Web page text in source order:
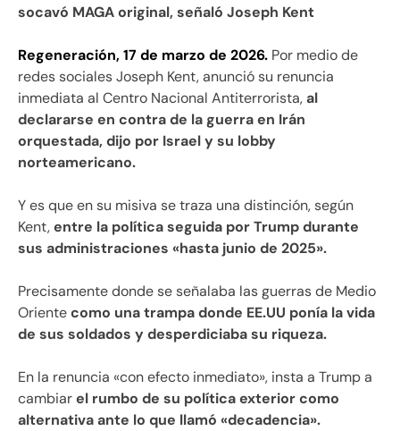
socavó MAGA original, señaló Joseph Kent
Regeneración, 17 de marzo de 2026. Por medio de
redes sociales Joseph Kent, anunció su renuncia
inmediata al Centro Nacional Antiterrorista,al
declararse en contra de la guerra en Irán
orquestada, dijo por Israel y su lobby
norteamericano.
Y es que en su misiva se traza una distinción, según
Kent,entre la política seguida por Trump durante
sus administraciones «hasta junio de 2025».
Precisamente donde se señalaba las guerras de Medio
Orientecomo una trampa donde EE.UU ponía la vida
de sus soldados y desperdiciaba su riqueza.
En la renuncia «con efecto inmediato», insta a Trump a
cambiarel rumbo de su política exterior como
alternativa ante lo que llamó «decadencia».